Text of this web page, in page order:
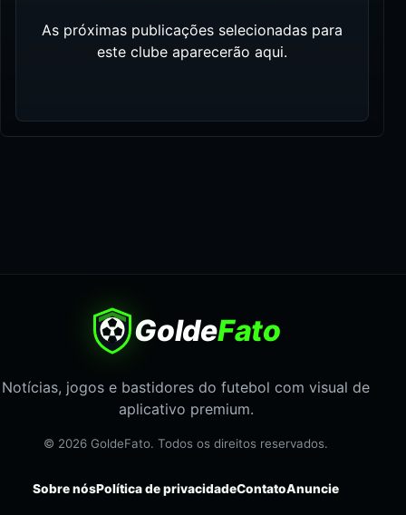
As próximas publicações selecionadas para
este clube aparecerão aqui.
GoldeFato
Notícias, jogos e bastidores do futebol com visual de
aplicativo premium.
© 2026 GoldeFato. Todos os direitos reservados.
Sobre nósPolítica de privacidadeContatoAnuncie